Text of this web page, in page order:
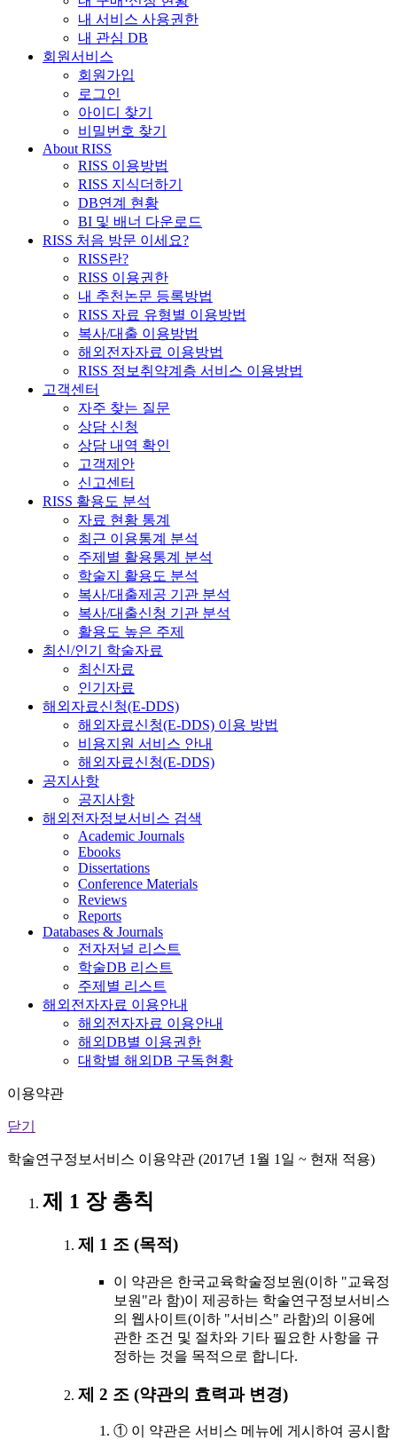
내 서비스 사용권한
내 관심 DB
회원서비스
회원가입
로그인
아이디 찾기
비밀번호 찾기
About RISS
RISS 이용방법
RISS 지식더하기
DB연계 현황
BI 및 배너 다운로드
RISS 처음 방문 이세요?
RISS란?
RISS 이용권한
내 추천논문 등록방법
RISS 자료 유형별 이용방법
복사/대출 이용방법
해외전자자료 이용방법
RISS 정보취약계층 서비스 이용방법
고객센터
자주 찾는 질문
상담 신청
상담 내역 확인
고객제안
신고센터
RISS 활용도 분석
자료 현황 통계
최근 이용통계 분석
주제별 활용통계 분석
학술지 활용도 분석
복사/대출제공 기관 분석
복사/대출신청 기관 분석
활용도 높은 주제
최신/인기 학술자료
최신자료
인기자료
해외자료신청(E-DDS)
해외자료신청(E-DDS) 이용 방법
비용지원 서비스 안내
해외자료신청(E-DDS)
공지사항
공지사항
해외전자정보서비스 검색
Academic Journals
Ebooks
Dissertations
Conference Materials
Reviews
Reports
Databases & Journals
전자저널 리스트
학술DB 리스트
주제별 리스트
해외전자자료 이용안내
해외전자자료 이용안내
해외DB별 이용권한
대학별 해외DB 구독현황
이용약관
닫기
학술연구정보서비스 이용약관 (2017년 1월 1일 ~ 현재 적용)
제 1 장 총칙
제 1 조 (목적)
이 약관은 한국교육학술정보원(이하 "교육정
보원"라 함)이 제공하는 학술연구정보서비스
의 웹사이트(이하 "서비스" 라함)의 이용에
관한 조건 및 절차와 기타 필요한 사항을 규
정하는 것을 목적으로 합니다.
제 2 조 (약관의 효력과 변경)
① 이 약관은 서비스 메뉴에 게시하여 공시함